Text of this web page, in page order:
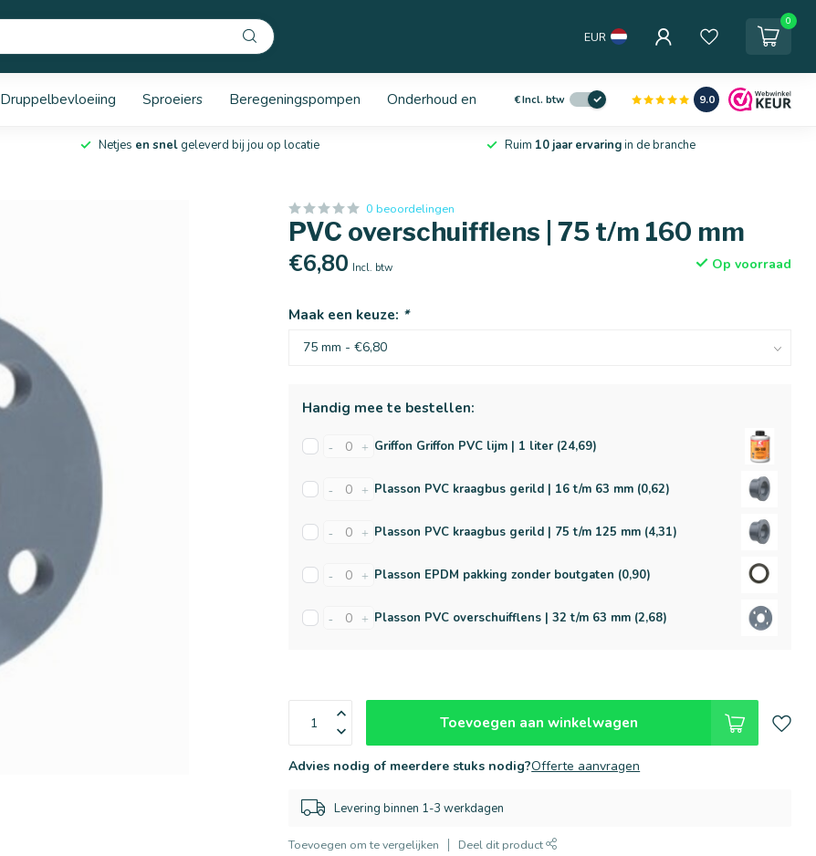
EUR
0
Druppelbevloeiing Sproeiers Beregeningspompen Onderhoud en service
€Incl. btw 9.0
Netjes en snelgeleverd bij jou op locatie Ruim 10 jaar ervaringin de branche
0 beoordelingen
PVC overschuifflens | 75 t/m 160 mm
€6,80 Incl. btw Op voorraad
Maak een keuze: *
Handig mee te bestellen:
- + Griffon Griffon PVC lijm | 1 liter (24,69)
- + Plasson PVC kraagbus gerild | 16 t/m 63 mm (0,62)
- + Plasson PVC kraagbus gerild | 75 t/m 125 mm (4,31)
- + Plasson EPDM pakking zonder boutgaten (0,90)
- + Plasson PVC overschuifflens | 32 t/m 63 mm (2,68)
Toevoegen aan winkelwagen
Advies nodig of meerdere stuks nodig?Offerte aanvragen
Levering binnen 1-3 werkdagen
Toevoegen om te vergelijken Deel dit product